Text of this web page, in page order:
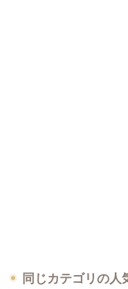
同じカテゴリの人